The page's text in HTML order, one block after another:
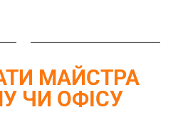
МАЙСТРА
ЧИ ОФІСУ